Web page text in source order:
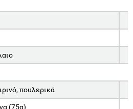
πουλερικά
(75g)